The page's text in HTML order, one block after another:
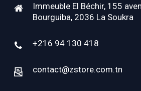
Immeuble El Béchir, 155
Bourguiba, 2036 La Soukra
+216 94 130 418
contact@zstore.com.tn